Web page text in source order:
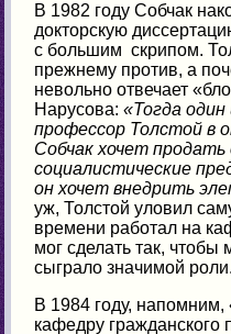
В 1982 году Собчак
докторскую
с большим скрипом.
прежнему против, а
невольно отвечает
Нарусова: «Тогда один
профессор Толстой в
Собчак хочет
социалистические
он хочет внедрить
уж, Толстой уловил
времени работал на
мог сделать так, чтобы
сыграло значимой роли.
В 1984 году, напомним,
кафедру гражданского